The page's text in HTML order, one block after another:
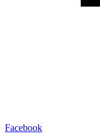
Facebook